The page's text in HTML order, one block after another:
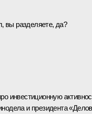
вы разделяете, да?
инвестиционную
и президента